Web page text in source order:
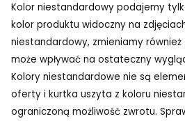
Kolor niestandardowy podajemy
kolor produktu widoczny na
niestandardowy, zmieniamy
może wpływać na ostateczny
Kolory niestandardowe nie są
oferty i kurtka uszyta z koloru
ograniczoną możliwość zwrotu.